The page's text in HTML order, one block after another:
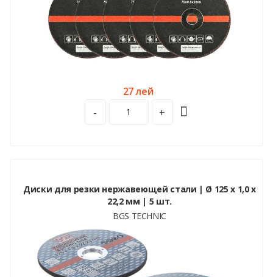
27 лей
-
+
Диски для резки нержавеющей стали | Ø 125 x 1,0 x
22,2 мм | 5 шт.
BGS TECHNIC